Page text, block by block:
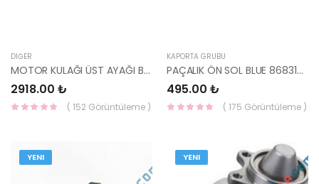
DIĞER
MOTOR KULAĞI ÜST AYAĞI BLUE / ELANTRA / CERATO BENZİN 21825-3X000-HMC
2918.00 ₺
( 152 Görüntüleme )
KAPORTA GRUBU
PAÇALIK ÖN SOL BLUE 86831-1R000-HMC
495.00 ₺
( 175 Görüntüleme )
YENI YENI